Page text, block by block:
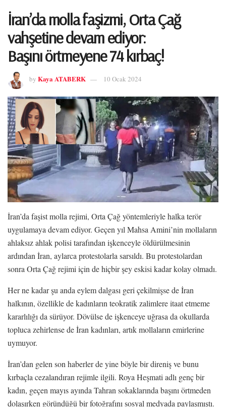
İran’da molla faşizmi, Orta Çağ
vahşetine devam ediyor:
Başını örtmeyene 74 kırbaç!
by Kaya ATABERK 10 Ocak 2024
İran’da faşist molla rejimi, Orta Çağ yöntemleriyle halka terör
uygulamaya devam ediyor. Geçen yıl Mahsa Amini’nin mollaların
ahlaksız ahlak polisi tarafından işkenceyle öldürülmesinin
ardından İran, aylarca protestolarla sarsıldı. Bu protestolardan
sonra Orta Çağ rejimi için de hiçbir şey eskisi kadar kolay olmadı.
Her ne kadar şu anda eylem dalgası geri çekilmişse de İran
halkının, özellikle de kadınların teokratik zalimlere itaat etmeme
kararlılığı da sürüyor. Dövülse de işkenceye uğrasa da okullarda
topluca zehirlense de İran kadınları, artık mollaların emirlerine
uymuyor.
İran’dan gelen son haberler de yine böyle bir direniş ve bunu
kırbaçla cezalandıran rejimle ilgili. Roya Heşmati adlı genç bir
kadın, geçen mayıs ayında Tahran sokaklarında başını örtmeden
dolaşırken göründüğü bir fotoğrafını sosyal medyada paylaşmıştı.